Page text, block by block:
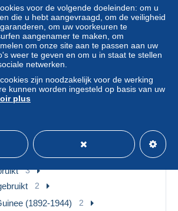
& zonder classificatie 1
kolonies en protectoraten) 95
Uitgaven: 1
III 1
1959) 1
Tonkin (1892)
1
(1890-1898)
3
2
(1892-1944) 2
voor de volgende doeleinden: om u
die u hebt aangevraagd, om de veiligheid
om uw voorkeuren te
aangenamer te maken, om
om onze site aan te passen aan uw
weer te geven en om u in staat te stellen
netwerken.
zijn noodzakelijk voor de werking
kunnen worden ingesteld op basis van uw
plus